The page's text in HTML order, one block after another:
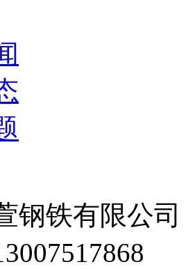
钢铁有限公司